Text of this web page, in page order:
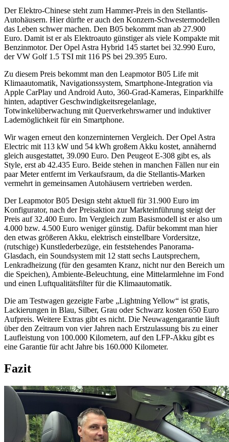
Der Elektro-Chinese steht zum Hammer-Preis in den Stellantis-
Autohäusern. Hier dürfte er auch den Konzern-Schwestermodellen
das Leben schwer machen. Den B05 bekommt man ab 27.900
Euro. Damit ist er als Elektroauto günstiger als viele Kompakte mit
Benzinmotor. Der Opel Astra Hybrid 145 startet bei 32.990 Euro,
der VW Golf 1.5 TSI mit 116 PS bei 29.395 Euro.
Zu diesem Preis bekommt man den Leapmotor B05 Life mit
Klimaautomatik, Navigationssystem, Smartphone-Integration via
Apple CarPlay und Android Auto, 360-Grad-Kameras, Einparkhilfe
hinten, adaptiver Geschwindigkeitsregelanlage,
Totwinkelüberwachung mit Querverkehrswarner und induktiver
Lademöglichkeit für ein Smartphone.
Wir wagen erneut den konzerninternen Vergleich. Der Opel Astra
Electric mit 113 kW und 54 kWh großem Akku kostet, annähernd
gleich ausgestattet, 39.090 Euro. Den Peugeot E-308 gibt es, als
Style, erst ab 42.435 Euro. Beide stehen in manchen Fällen nur ein
paar Meter entfernt im Verkaufsraum, da die Stellantis-Marken
vermehrt in gemeinsamen Autohäusern vertrieben werden.
Der Leapmotor B05 Design steht aktuell für 31.900 Euro im
Konfigurator, nach der Preisaktion zur Markteinführung steigt der
Preis auf 32.400 Euro. Im Vergleich zum Basismodell ist er also um
4.000 bzw. 4.500 Euro weniger günstig. Dafür bekommt man hier
den etwas größeren Akku, elektrisch einstellbare Vordersitze,
(rutschige) Kunstlederbezüge, ein feststehendes Panorama-
Glasdach, ein Soundsystem mit 12 statt sechs Lautsprechern,
Lenkradheizung (für den gesamten Kranz, nicht nur den Bereich um
die Speichen), Ambiente-Beleuchtung, eine Mittelarmlehne im Fond
und einen Luftqualitätsfilter für die Klimaautomatik.
Die am Testwagen gezeigte Farbe „Lightning Yellow“ ist gratis,
Lackierungen in Blau, Silber, Grau oder Schwarz kosten 650 Euro
Aufpreis. Weitere Extras gibt es nicht. Die Neuwagengarantie läuft
über den Zeitraum von vier Jahren nach Erstzulassung bis zu einer
Laufleistung von 100.000 Kilometern, auf den LFP-Akku gibt es
eine Garantie für acht Jahre bis 160.000 Kilometer.
Fazit